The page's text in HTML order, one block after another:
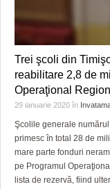
Trei şcoli din
reabilitare 2,8 de
Operaţional
29 ianuarie 2020 în
Şcolile generale
primesc în total 28 de
mare parte fonduri
pe Programul
lista de rezervă, fiind